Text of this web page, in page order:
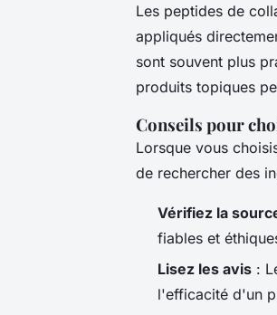
Les peptides de
appliqués
sont souvent plus
produits topiques
Conseils pour
Lorsque vous
de rechercher des
Vérifiez la
fiables et
Lisez les avis :
l'efficacité d'un